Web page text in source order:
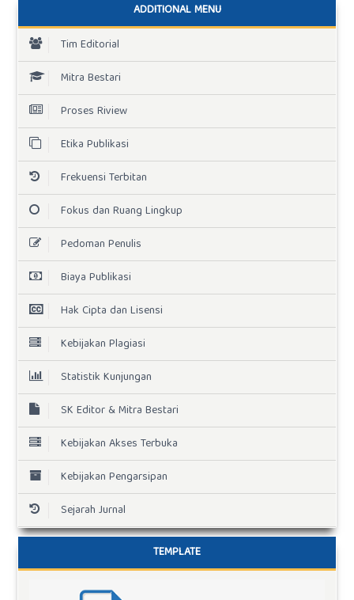
ADDITIONAL MENU
Tim Editorial
Mitra Bestari
Proses Riview
Etika Publikasi
Frekuensi Terbitan
Fokus dan Ruang Lingkup
Pedoman Penulis
Biaya Publikasi
Hak Cipta dan Lisensi
Kebijakan Plagiasi
Statistik Kunjungan
SK Editor & Mitra Bestari
Kebijakan Akses Terbuka
Kebijakan Pengarsipan
Sejarah Jurnal
TEMPLATE